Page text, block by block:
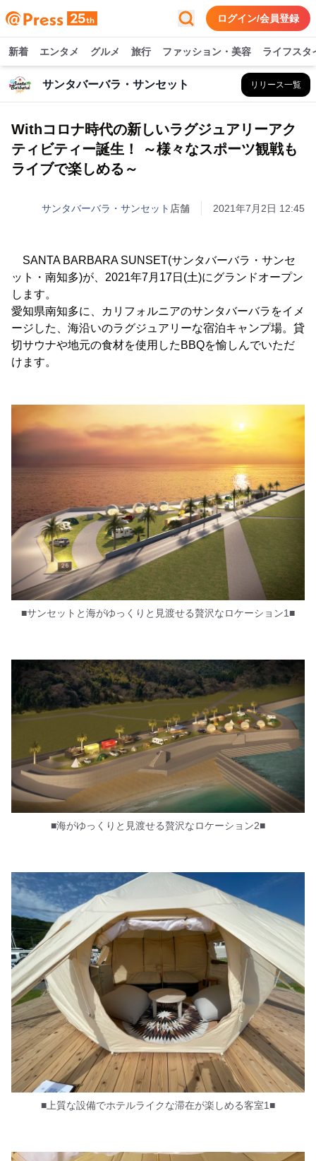
ログイン/会員登録
新着 エンタメ グルメ 旅行 ファッション・美容 ライフスタ
サンタバーバラ・サンセット リリース一覧
Withコロナ時代の新しいラグジュアリーアク
ティビティー誕生！ ～様々なスポーツ観戦も
ライブで楽しめる～
サンタバーバラ・サンセット 店舗 2021年7月2日 12:45
SANTA BARBARA SUNSET(サンタバーバラ・サンセ
ット・南知多)が、2021年7月17日(土)にグランドオープン
します。
愛知県南知多に、カリフォルニアのサンタバーバラをイメ
ージした、海沿いのラグジュアリーな宿泊キャンプ場。貸
切サウナや地元の食材を使用したBBQを愉しんでいただ
けます。
■サンセットと海がゆっくりと見渡せる贅沢なロケーション1■
■海がゆっくりと見渡せる贅沢なロケーション2■
■上質な設備でホテルライクな滞在が楽しめる客室1■